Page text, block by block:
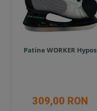
Patine WORKER Hypos
309,00 RON